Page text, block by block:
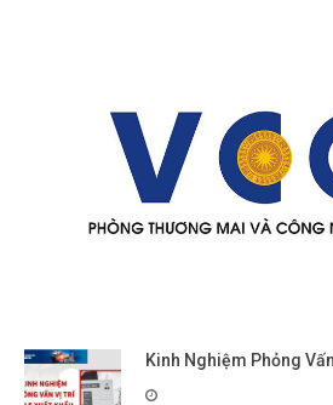
Kinh Nghiệm Phỏng